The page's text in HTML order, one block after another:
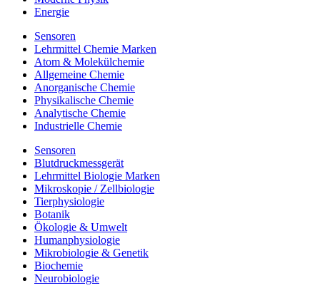
Energie
Sensoren
Lehrmittel Chemie Marken
Atom & Molekülchemie
Allgemeine Chemie
Anorganische Chemie
Physikalische Chemie
Analytische Chemie
Industrielle Chemie
Sensoren
Blutdruckmessgerät
Lehrmittel Biologie Marken
Mikroskopie / Zellbiologie
Tierphysiologie
Botanik
Ökologie & Umwelt
Humanphysiologie
Mikrobiologie & Genetik
Biochemie
Neurobiologie